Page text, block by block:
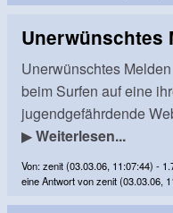
Unerwünschtes
Unerwünschtes
beim Surfen auf eine
jugendgefährdende
▶Weiterlesen...
Von: zenit (03.03.06, 11:07:44) -
eine Antwort von zenit (03.03.06,